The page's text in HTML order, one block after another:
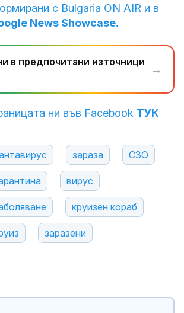
с Bulgaria ON AIR и в
News Showcase.
в предпочитани източници
→
ни във Facebook ТУК
зараза СЗО
вирус
круизен кораб
заразени